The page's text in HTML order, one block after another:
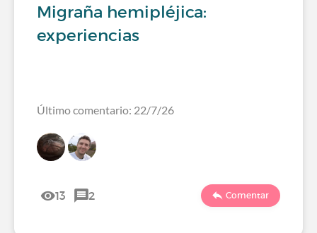
Migraña hemipléjica:
experiencias
Último comentario: 22/7/26
13 2 Comentar